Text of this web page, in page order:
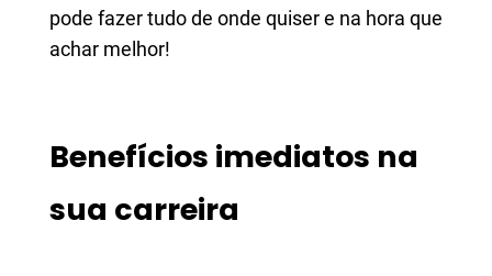
pode fazer tudo de onde quiser e na hora que
achar melhor!
Benefícios imediatos na
sua carreira